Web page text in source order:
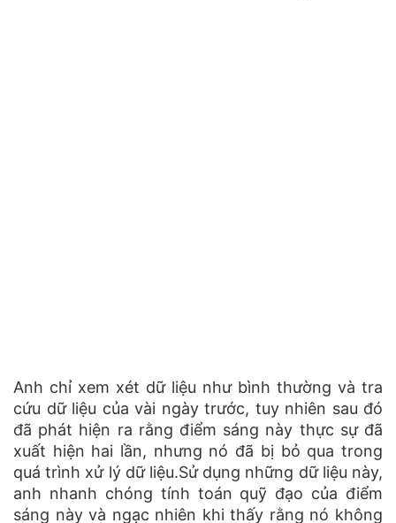
Anh chỉ xem xét dữ liệu như bình thường và tra
cứu dữ liệu của vài ngày trước, tuy nhiên sau đó
đã phát hiện ra rằng điểm sáng này thực sự đã
xuất hiện hai lần, nhưng nó đã bị bỏ qua trong
quá trình xử lý dữ liệu.Sử dụng những dữ liệu này,
anh nhanh chóng tính toán quỹ đạo của điểm
sáng này và ngạc nhiên khi thấy rằng nó không